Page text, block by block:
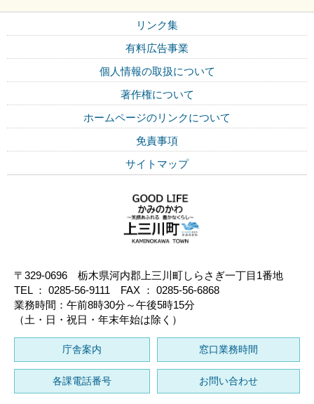
リンク集
有料広告事業
個人情報の取扱について
著作権について
ホームページのリンクについて
免責事項
サイトマップ
〒329-0696 栃木県河内郡上三川町しらさぎ一丁目1番地
TEL ： 0285-56-9111 FAX ： 0285-56-6868
業務時間：午前8時30分～午後5時15分
（土・日・祝日・年末年始は除く）
庁舎案内 窓口業務時間
各課電話番号 お問い合わせ